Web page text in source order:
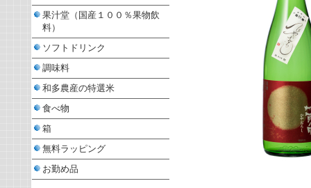
果汁堂（国産１００％果物飲
料）
ソフトドリンク
調味料
和多農産の特選米
食べ物
箱
無料ラッピング
お勤め品